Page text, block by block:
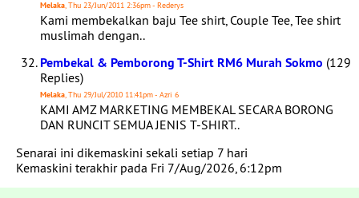
Melaka, Thu 23/Jun/2011 2:36pm - Rederys
Kami membekalkan baju Tee shirt, Couple Tee, Tee shirt
muslimah dengan..
Pembekal & Pemborong T-Shirt RM6 Murah Sokmo (129
Replies)
Melaka, Thu 29/Jul/2010 11:41pm - Azri 6
KAMI AMZ MARKETING MEMBEKAL SECARA BORONG
DAN RUNCIT SEMUA JENIS T-SHIRT..
Senarai ini dikemaskini sekali setiap 7 hari
Kemaskini terakhir pada Fri 7/Aug/2026, 6:12pm